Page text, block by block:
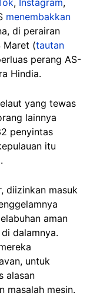
menembakkan
di perairan
Maret (tautan
perang AS-
Hindia.
yang tewas
lainnya
penyintas
itu
diizinkan masuk
aman
dalamnya.
untuk
alasan
masalah mesin.